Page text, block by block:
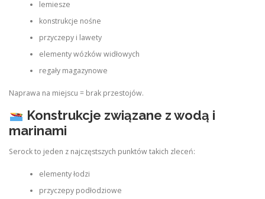
lemiesze
konstrukcje nośne
przyczepy i lawety
elementy wózków widłowych
regały magazynowe
Naprawa na miejscu = brak przestojów.
Konstrukcje związane z wodą i
marinami
Serock to jeden z najczęstszych punktów takich zleceń:
elementy łodzi
przyczepy podłodziowe